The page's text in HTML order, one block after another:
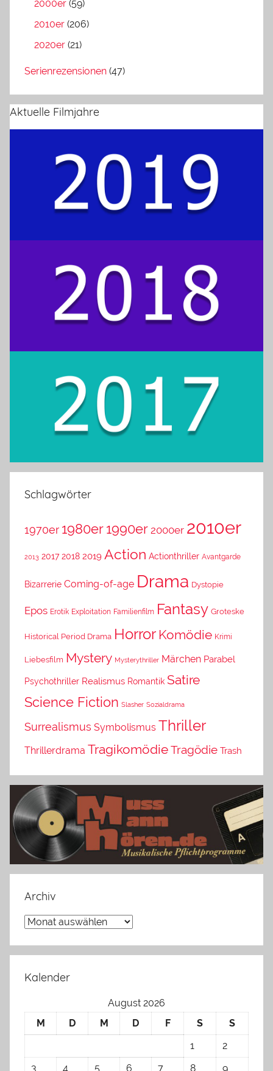
2000er (59)
2010er (206)
2020er (21)
Serienrezensionen (47)
Aktuelle Filmjahre
Schlagwörter
1970er 1980er 1990er 2000er 2010er
2013 2017 2018 2019 Action Actionthriller Avantgarde
Bizarrerie Coming-of-age Drama Dystopie
Epos Erotik Exploitation Familienfilm Fantasy Groteske
Historical Period Drama Horror Komödie Krimi
Liebesfilm Mystery Mysterythriller Märchen Parabel
Psychothriller Realismus Romantik Satire
Science Fiction Slasher Sozialdrama
Surrealismus Symbolismus Thriller
Thrillerdrama TragikomödieTragödie Trash
Archiv
Archiv
Kalender
August 2026
M
D M D F S
S
1
2
3
4 5 6 7 8 9